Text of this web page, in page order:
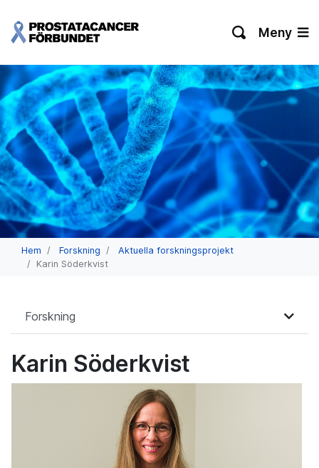
Meny
Hem Forskning
Aktuella forskningsprojekt
Karin Söderkvist
Forskning
Karin Söderkvist